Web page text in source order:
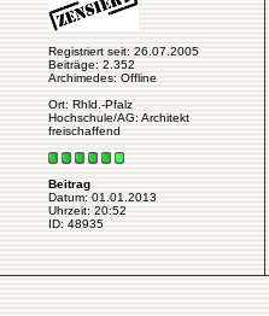
Registriert seit: 26.07.2005
Beiträge: 2.352
Archimedes: Offline
Ort: Rhld.-Pfalz
Hochschule/AG: Architekt
freischaffend
Beitrag
Datum: 01.01.2013
Uhrzeit: 20:52
ID: 48935